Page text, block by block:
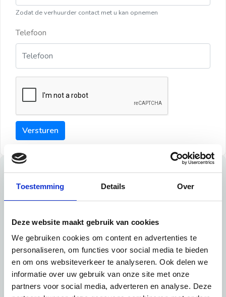
Toestemming Details Over
Deze website maakt gebruik van cookies
We gebruiken cookies om content en advertenties te
personaliseren, om functies voor social media te bieden
en om ons websiteverkeer te analyseren. Ook delen we
informatie over uw gebruik van onze site met onze
partners voor social media, adverteren en analyse. Deze
Zodat de verhuurder contact met u kan opnemen
Telefoon
Versturen
Tips
Tip 1:
Schrijf een duidelijke introductie en geef de volgende
informatie mee:
Ben je student, werkachtig of werkzoekend